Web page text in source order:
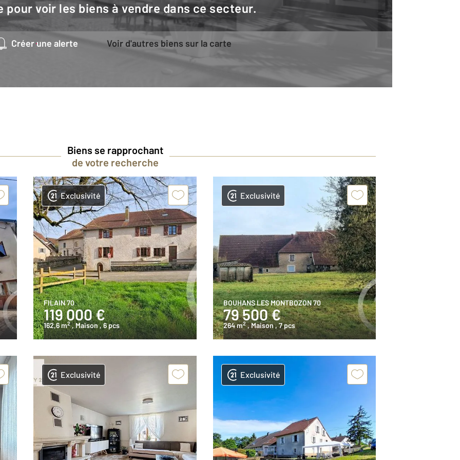
pour voir les biens à vendre dans ce secteur.
Créer une alerte Voir d'autres biens sur la carte
Biens se rapprochant
de votre recherche
Exclusivité
FILAIN 70
119 000 €
162,6 m2 , Maison, 6 pcs
Exclusivité
BOUHANS LES MONTBOZON 70
79 500 €
264 m2 , Maison, 7 pcs
Exclusivité Exclusivité